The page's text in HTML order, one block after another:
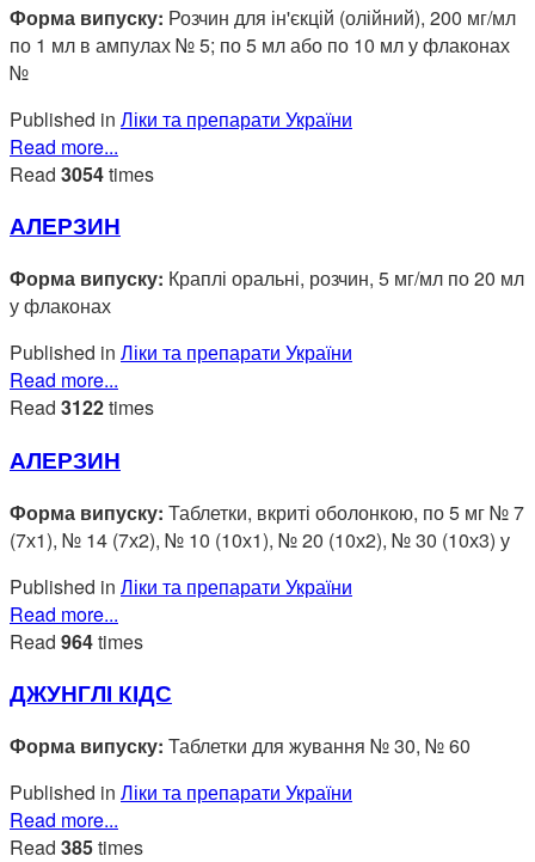
Форма випуску: Розчин для ін'єкцій (олійний), 200 мг/мл
по 1 мл в ампулах № 5; по 5 мл або по 10 мл у флаконах
№
Published in Ліки та препарати України
Read more...
Read 3054times
АЛЕРЗИН
Форма випуску: Краплі оральні, розчин, 5 мг/мл по 20 мл
у флаконах
Published in Ліки та препарати України
Read more...
Read 3122times
АЛЕРЗИН
Форма випуску: Таблетки, вкриті оболонкою, по 5 мг № 7
(7х1), № 14 (7х2), № 10 (10х1), № 20 (10х2), № 30 (10х3) у
Published in Ліки та препарати України
Read more...
Read 964times
ДЖУНГЛІ КІДС
Форма випуску: Таблетки для жування № 30, № 60
Published in Ліки та препарати України
Read more...
Read 385times